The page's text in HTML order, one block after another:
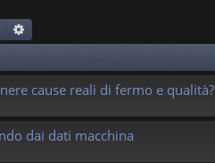
Cerca
cause reali di fermo e qualità?
dai dati macchina